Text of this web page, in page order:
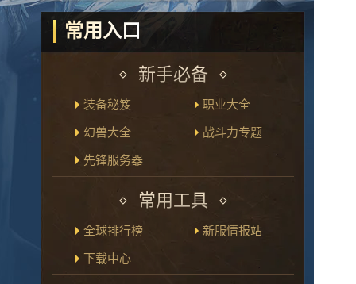
常用入口
新手必备
装备秘笈 职业大全
幻兽大全 战斗力专题
先锋服务器
常用工具
全球排行榜 新服情报站
下载中心